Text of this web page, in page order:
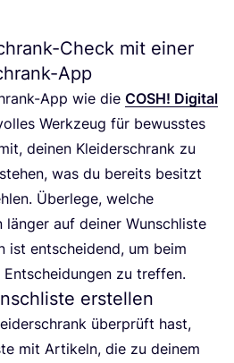
Check mit einer
App
App wie die COSH! Digi­tal
Werk­zeug für bewuss­tes
dei­nen Klei­der­schrank zu
was du bereits besitzt
Über­le­ge, wel­che
län­ger auf dei­ner Wunsch­lis­te
ist ent­schei­dend, um beim
zu treffen.
erstellen
über­prüft hast,
mit Arti­keln, die zu dei­nem